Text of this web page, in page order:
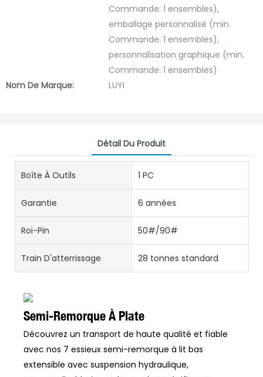
Commande: 1 ensembles),
emballage personnalisé (min.
Commande: 1 ensembles),
personnalisation graphique (min.
Commande: 1 ensembles)
Nom De Marque:
LUYI
Détail Du Produit
Boîte À Outils 1 PC
Garantie 6 années
Roi-Pin 50#/90#
Train D'atterrissage 28 tonnes standard
Semi-Remorque À Plate
Découvrez un transport de haute qualité et fiable
avec nos 7 essieux semi-remorque à lit bas
extensible avec suspension hydraulique,